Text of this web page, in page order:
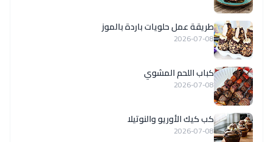
طريقة عمل حلويات باردة بالموز
2026-07-08
كباب اللحم المشوي
2026-07-08
كب كيك الأوريو والنوتيلا
2026-07-08